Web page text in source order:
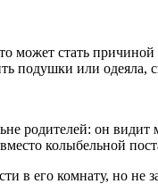
может стать
подушки или
родителей: он
колыбельной
в его комнату, но не